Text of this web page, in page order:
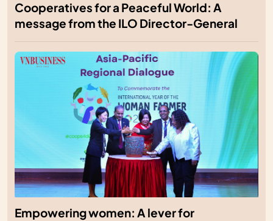
Cooperatives for a Peaceful World: A
message from the ILO Director-General
Empowering women: A lever for